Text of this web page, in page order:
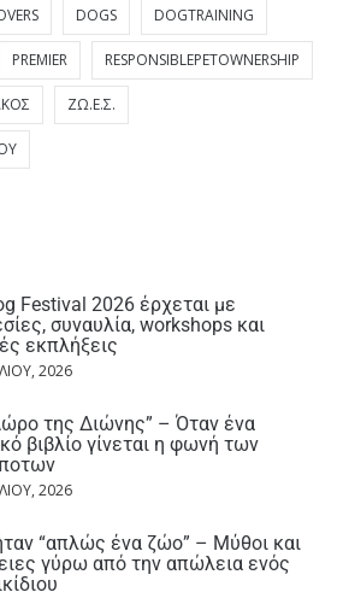
DOGS DOGTRAINING
PREMIER RESPONSIBLEPETOWNERSHIP
ΖΩ.Ε.Σ.
Festival 2026 έρχεται με
συναυλία, workshops και
εκπλήξεις
2026
της Διώνης” – Όταν ένα
βιβλίο γίνεται η φωνή των
2026
“απλώς ένα ζώο” – Μύθοι και
γύρω από την απώλεια ενός